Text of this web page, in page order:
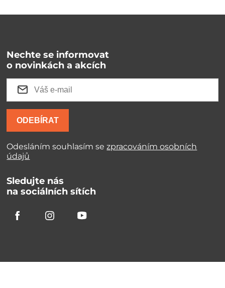
Nechte se informovat
o novinkách a akcích
ODEBÍRAT
Odesláním souhlasím sezpracováním osobních
údajů
Sledujte nás
na sociálních sítích